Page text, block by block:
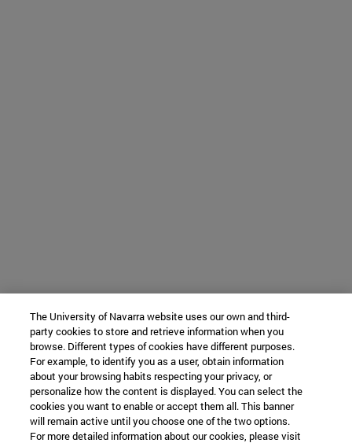
The University of Navarra website uses our own and third-
party cookies to store and retrieve information when you
browse. Different types of cookies have different purposes.
For example, to identify you as a user, obtain information
about your browsing habits respecting your privacy, or
personalize how the content is displayed. You can select the
cookies you want to enable or accept them all. This banner
will remain active until you choose one of the two options.
For more detailed information about our cookies, please visit